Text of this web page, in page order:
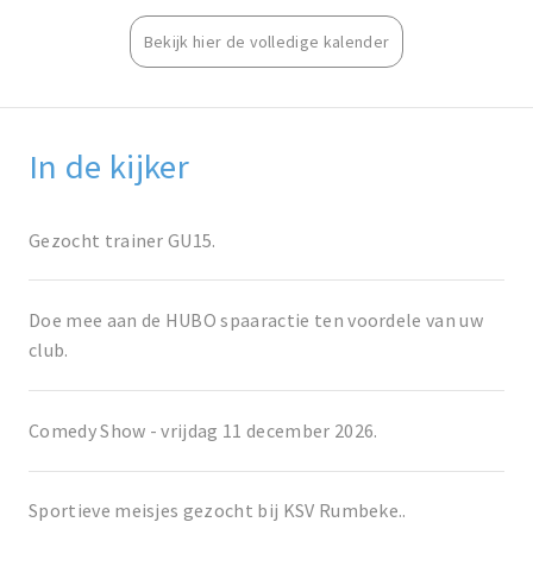
Bekijk hier de volledige kalender
In de kijker
Gezocht trainer GU15.
Doe mee aan de HUBO spaaractie ten voordele van uw
club.
Comedy Show - vrijdag 11 december 2026.
Sportieve meisjes gezocht bij KSV Rumbeke..